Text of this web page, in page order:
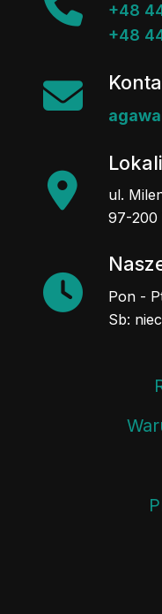
+48
+48
ul.
97-200
Pon -
Sb: